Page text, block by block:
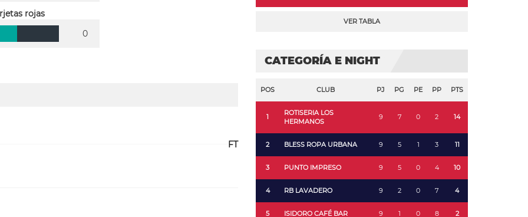
rojas
0
FT
VER TABLA
CATEGORÍA E NIGHT
POS CLUB PJ PG PE PP PTS
1
ROTISERIA LOS
HERMANOS
9 7 0 2 14
2 BLESS ROPA URBANA 9 5 1 3 11
3 PUNTO IMPRESO 9 5 0 4 10
4 RB LAVADERO 9 2 0 7 4
5 ISIDORO CAFÉ BAR 9 1 0 8 2